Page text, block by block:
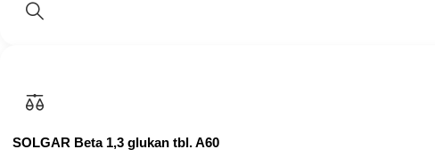
SOLGAR Beta 1,3 glukan tbl. A60